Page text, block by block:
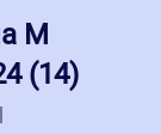
M
(14)